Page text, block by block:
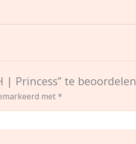
| Princess” te beoordelen
met *